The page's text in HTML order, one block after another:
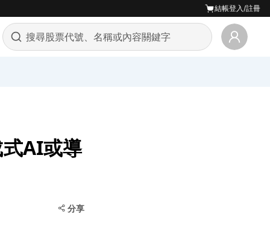
結帳登入/註冊
AI或導
分享